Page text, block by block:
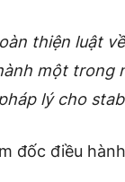
thiện luật
một trong
lý cho
đốc điều